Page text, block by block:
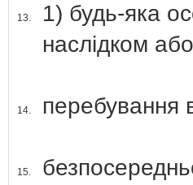
13.
1) будь-яка
наслідком
14. перебування
15.